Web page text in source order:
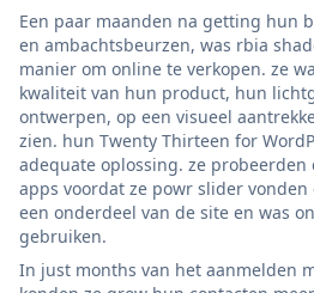
Een paar maanden na getting hun
en ambachtsbeurzen, was rbia
manier om online te verkopen. ze
kwaliteit van hun product, hun
ontwerpen, op een visueel
zien. hun Twenty Thirteen for
adequate oplossing. ze
apps voordat ze powr slider
een onderdeel van de site en was
gebruiken.
In just months van het aanmelden